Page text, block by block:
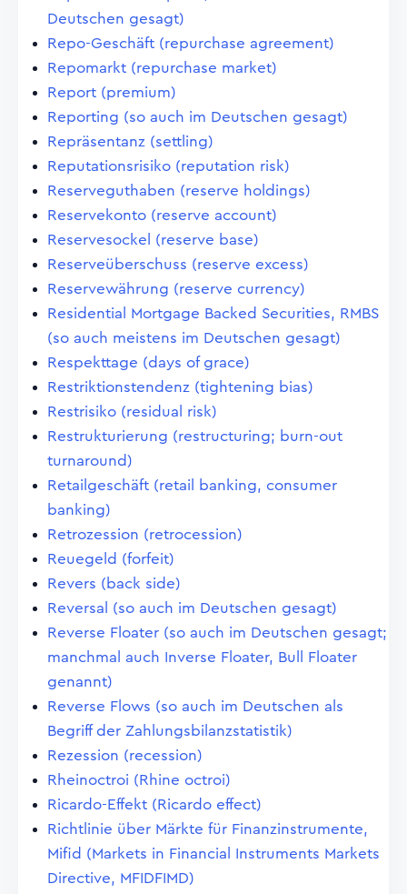
Deutschen gesagt)
Repo-Geschäft (repurchase agreement)
Repomarkt (repurchase market)
Report (premium)
Reporting (so auch im Deutschen gesagt)
Repräsentanz (settling)
Reputationsrisiko (reputation risk)
Reserveguthaben (reserve holdings)
Reservekonto (reserve account)
Reservesockel (reserve base)
Reserveüberschuss (reserve excess)
Reservewährung (reserve currency)
Residential Mortgage Backed Securities, RMBS
(so auch meistens im Deutschen gesagt)
Respekttage (days of grace)
Restriktionstendenz (tightening bias)
Restrisiko (residual risk)
Restrukturierung (restructuring; burn-out
turnaround)
Retailgeschäft (retail banking, consumer
banking)
Retrozession (retrocession)
Reuegeld (forfeit)
Revers (back side)
Reversal (so auch im Deutschen gesagt)
Reverse Floater (so auch im Deutschen gesagt;
manchmal auch Inverse Floater, Bull Floater
genannt)
Reverse Flows (so auch im Deutschen als
Begriff der Zahlungsbilanzstatistik)
Rezession (recession)
Rheinoctroi (Rhine octroi)
Ricardo-Effekt (Ricardo effect)
Richtlinie über Märkte für Finanzinstrumente,
Mifid (Markets in Financial Instruments Markets
Directive, MFIDFIMD)